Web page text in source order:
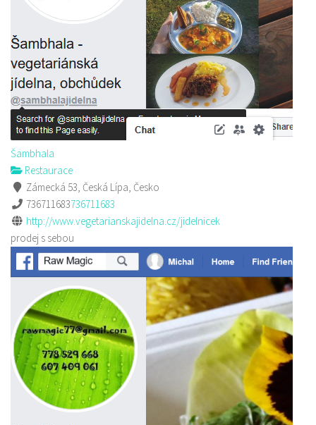
Šambhala
Restaurace
Zámecká 53, Česká Lípa, Česko
736711683736711683
http://www.vegetarianskajidelna.cz/jidelnicek
prodej s sebou